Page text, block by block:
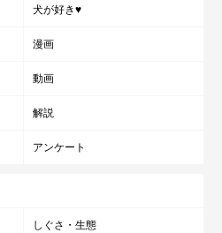
犬が好き♥
漫画
動画
解説
アンケート
しぐさ・生態